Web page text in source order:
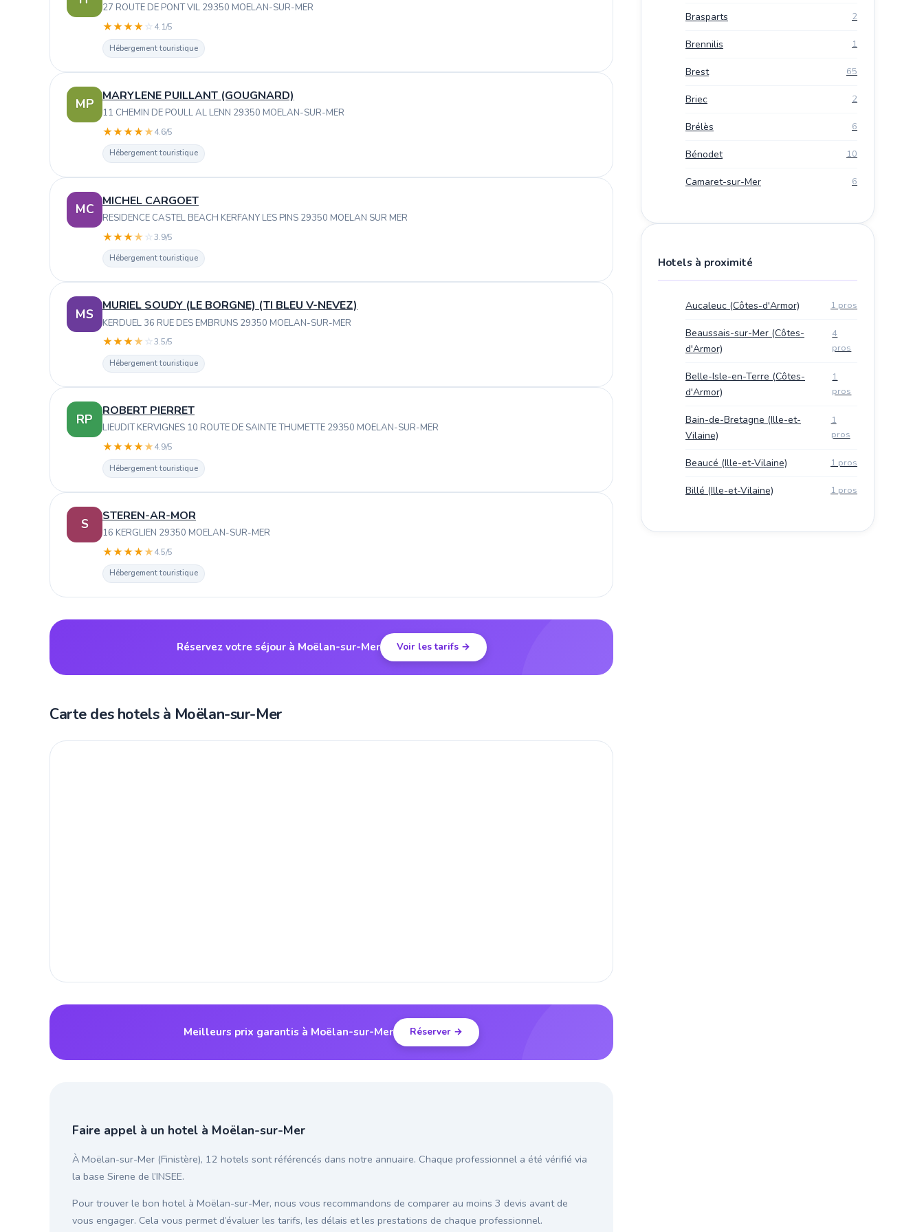
27 ROUTE DE PONT VIL 29350 MOELAN-SUR-MER
★★★★ ☆ 4.1/5
Hébergement touristique
MP
MARYLENE PUILLANT (GOUGNARD)
11 CHEMIN DE POULL AL LENN 29350 MOELAN-SUR-MER
★★★★★4.6/5
Hébergement touristique
MC
MICHEL CARGOET
RESIDENCE CASTEL BEACH KERFANY LES PINS 29350 MOELAN SUR MER
★★★★ ☆3.9/5
Hébergement touristique
MS
MURIEL SOUDY (LE BORGNE) (TI BLEU V-NEVEZ)
KERDUEL 36 RUE DES EMBRUNS 29350 MOELAN-SUR-MER
★★★★ ☆3.5/5
Hébergement touristique
RP
ROBERT PIERRET
LIEUDIT KERVIGNES 10 ROUTE DE SAINTE THUMETTE 29350 MOELAN-SUR-MER
★★★★★4.9/5
Hébergement touristique
S
STEREN-AR-MOR
16 KERGLIEN 29350 MOELAN-SUR-MER
★★★★★4.5/5
Hébergement touristique
Réservez votre séjour à Moëlan-sur-Mer Voir les tarifs →
Carte des hotels à Moëlan-sur-Mer
Meilleurs prix garantis à Moëlan-sur-Mer Réserver →
Faire appel à un hotel à Moëlan-sur-Mer
À Moëlan-sur-Mer (Finistère), 12 hotels sont référencés dans notre annuaire. Chaque professionnel a été vérifié via
la base Sirene de l’INSEE.
Pour trouver le bon hotel à Moëlan-sur-Mer, nous vous recommandons de comparer au moins 3 devis avant de
vous engager. Cela vous permet d’évaluer les tarifs, les délais et les prestations de chaque professionnel.
Brasparts 2
Brennilis 1
Brest 65
Briec 2
Brélès 6
Bénodet 10
Camaret-sur-Mer 6
Hotels à proximité
Aucaleuc (Côtes-d'Armor) 1 pros
Beaussais-sur-Mer (Côtes-
d'Armor)
4
pros
Belle-Isle-en-Terre (Côtes-
d'Armor)
1
pros
Bain-de-Bretagne (Ille-et-
Vilaine)
1
pros
Beaucé (Ille-et-Vilaine) 1 pros
Billé (Ille-et-Vilaine) 1 pros